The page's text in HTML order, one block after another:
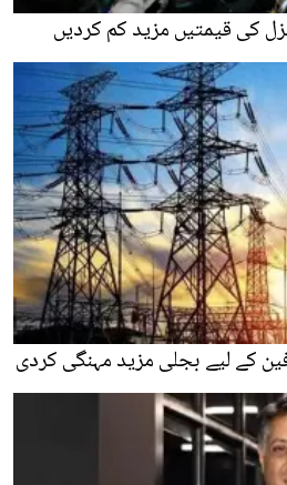
کی قیمتیں مزید کم کردیں
کے لیے بجلی مزید مہنگی کردی